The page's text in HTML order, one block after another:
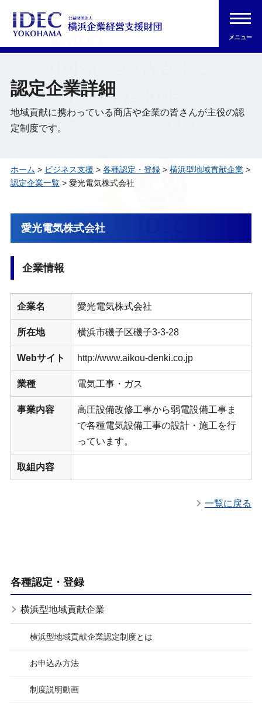
メニュー
認定企業詳細
地域貢献に携わっている商店や企業の皆さんが主役の認
定制度です。
ホーム > ビジネス支援 > 各種認定・登録> 横浜型地域貢献企業>
認定企業一覧> 愛光電気株式会社
愛光電気株式会社
企業情報
企業名 愛光電気株式会社
所在地 横浜市磯子区磯子3-3-28
Webサイト http://www.aikou-denki.co.jp
業種 電気工事・ガス
事業内容
高圧設備改修工事から弱電設備工事ま
で各種電気設備工事の設計・施工を行
っています。
取組内容
一覧に戻る
各種認定・登録
横浜型地域貢献企業
横浜型地域貢献企業認定制度とは
お申込み方法
制度説明動画